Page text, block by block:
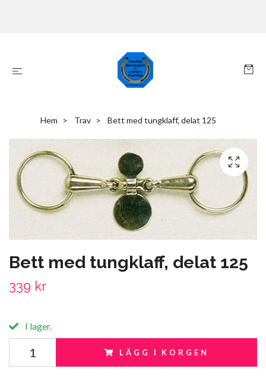
Hem Trav Bett med tungklaff, delat 125
Bett med tungklaff, delat 125
339 kr
I lager.
LÄGG I KORGEN